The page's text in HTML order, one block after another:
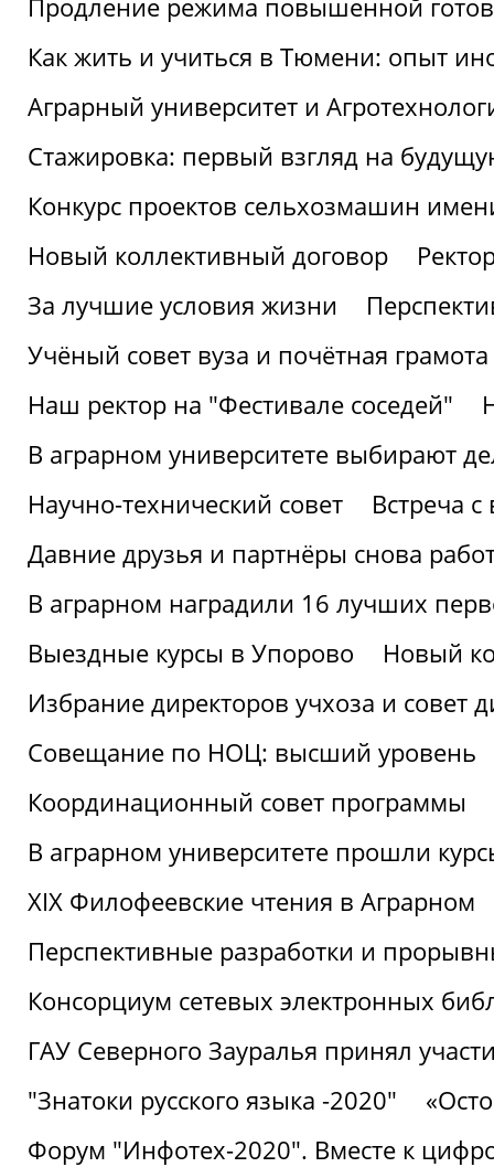
Продление режима повышенной
Как жить и учиться в Тюмени: опыт
Аграрный университет и
Стажировка: первый взгляд на
Конкурс проектов сельхозмашин
Новый коллективный договор
За лучшие условия жизни
Учёный совет вуза и почётная
Наш ректор на "Фестивале соседей"
В аграрном университете выбирают
Научно-технический совет
Встреча
Давние друзья и партнёры снова
В аграрном наградили 16 лучших
Выездные курсы в Упорово
Новый
Избрание директоров учхоза и совет
Совещание по НОЦ: высший уровень
Координационный совет программы
В аграрном университете прошли
XIX Филофеевские чтения в Аграрном
Перспективные разработки и
Консорциум сетевых электронных
ГАУ Северного Зауралья принял
"Знатоки русского языка -2020"
Форум "Инфотех-2020". Вместе к